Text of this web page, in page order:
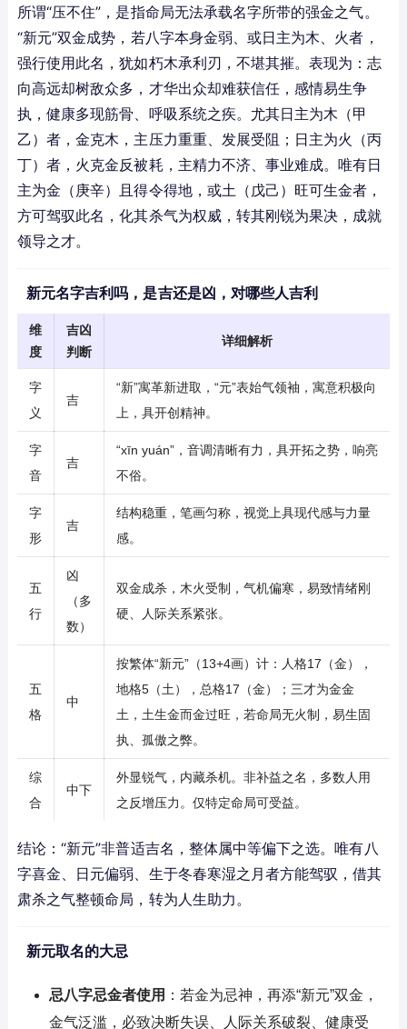
所谓“压不住”，是指命局无法承载名字所带的强金之气。
“新元”双金成势，若八字本身金弱、或日主为木、火者，
强行使用此名，犹如朽木承利刃，不堪其摧。表现为：志
向高远却树敌众多，才华出众却难获信任，感情易生争
执，健康多现筋骨、呼吸系统之疾。尤其日主为木（甲
乙）者，金克木，主压力重重、发展受阻；日主为火（丙
丁）者，火克金反被耗，主精力不济、事业难成。唯有日
主为金（庚辛）且得令得地，或土（戊己）旺可生金者，
方可驾驭此名，化其杀气为权威，转其刚锐为果决，成就
领导之才。
新元名字吉利吗，是吉还是凶，对哪些人吉利
维
度
吉凶
判断
详细解析
字
义
吉
“新”寓革新进取，“元”表始气领袖，寓意积极向
上，具开创精神。
字
音
吉
“xīn yuán”，音调清晰有力，具开拓之势，响亮
不俗。
字
形
吉
结构稳重，笔画匀称，视觉上具现代感与力量
感。
五
行
凶
（多
数）
双金成杀，木火受制，气机偏寒，易致情绪刚
硬、人际关系紧张。
五
格
中
按繁体“新元”（13+4画）计：人格17（金），
地格5（土），总格17（金）；三才为金金
土，土生金而金过旺，若命局无火制，易生固
执、孤傲之弊。
综
合
中下
外显锐气，内藏杀机。非补益之名，多数人用
之反增压力。仅特定命局可受益。
结论：“新元”非普适吉名，整体属中等偏下之选。唯有八
字喜金、日元偏弱、生于冬春寒湿之月者方能驾驭，借其
肃杀之气整顿命局，转为人生助力。
新元取名的大忌
忌八字忌金者使用 ：若金为忌神，再添“新元”双金，
金气泛滥，必致决断失误、人际关系破裂、健康受